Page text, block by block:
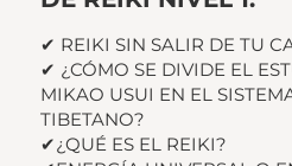
✔ REIKI SIN SALIR DE TU
✔ ¿CÓMO SE DIVIDE EL
MIKAO USUI EN EL
TIBETANO?
✔¿QUÉ ES EL REIKI?